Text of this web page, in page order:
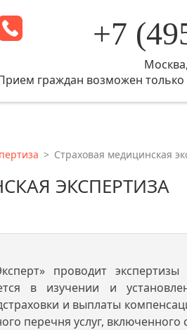
+7
граждан возможен
Страховая медицинская
ЭКСПЕРТИЗА
проводит
в изучении и
и выплаты
перечня услуг,